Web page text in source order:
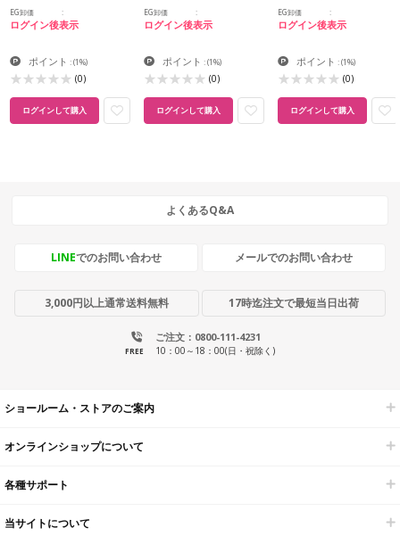
EG卸価
ログイン後表示
ポイント :(1%)
(0)
ログインして購入
EG卸価
ログイン後表示
ポイント :(1%)
(0)
ログインして購入
EG卸価
ログイン後表示
ポイント :(1%)
(0)
ログインして購入
よくあるQ&A
LINEでのお問い合わせ メールでのお問い合わせ
3,000円以上通常送料無料 17時迄注文で最短当日出荷
ご注文：0800-111-4231
FREE 10：00～18：00(日・祝除く)
ショールーム・ストアのご案内
オンラインショップについて
各種サポート
当サイトについて